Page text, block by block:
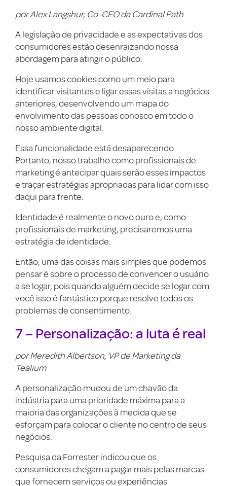
por Alex Langshur, Co-CEO da Cardinal Path
A legislação de privacidade e as expectativas dos
consumidores estão desenraizando nossa
abordagem para atingir o público.
Hoje usamos cookies como um meio para
identificar visitantes e ligar essas visitas a negócios
anteriores, desenvolvendo um mapa do
envolvimento das pessoas conosco em todo o
nosso ambiente digital.
Essa funcionalidade está desaparecendo.
Portanto, nosso trabalho como profissionais de
marketing é antecipar quais serão esses impactos
e traçar estratégias apropriadas para lidar com isso
daqui para frente.
Identidade é realmente o novo ouro e, como
profissionais de marketing, precisaremos uma
estratégia de identidade.
Então, uma das coisas mais simples que podemos
pensar é sobre o processo de convencer o usuário
a se logar, pois quando alguém decide se logar com
você isso é fantástico porque resolve todos os
problemas de consentimento.
7 – Personalização: a luta é real
por Meredith Albertson, VP de Marketing da
Tealium
A personalização mudou de um chavão da
indústria para uma prioridade máxima para a
maioria das organizações à medida que se
esforçam para colocar o cliente no centro de seus
negócios.
Pesquisa da Forrester indicou que os
consumidores chegam a pagar mais pelas marcas
que fornecem serviços ou experiências